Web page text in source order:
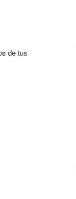
de tus